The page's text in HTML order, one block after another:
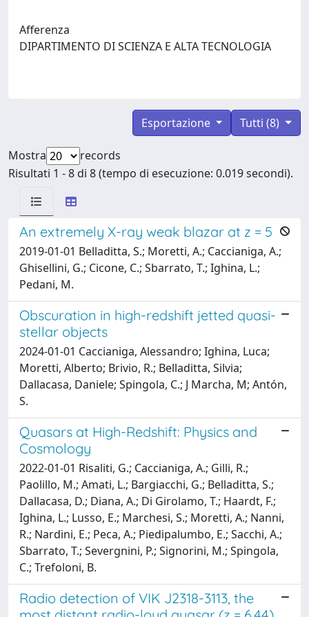
Afferenza
DIPARTIMENTO DI SCIENZA E ALTA TECNOLOGIA
Tutti (8)
Esportazione
Mostra
records
Risultati 1 - 8 di 8 (tempo di esecuzione: 0.019 secondi).
An extremely X-ray weak blazar at z = 5
2019-01-01 Belladitta, S.; Moretti, A.; Caccianiga, A.;
Ghisellini, G.; Cicone, C.; Sbarrato, T.; Ighina, L.;
Pedani, M.
Obscuration in high-redshift jetted quasi-
stellar objects
2024-01-01 Caccianiga, Alessandro; Ighina, Luca;
Moretti, Alberto; Brivio, R.; Belladitta, Silvia;
Dallacasa, Daniele; Spingola, C.; J Marcha, M; Antón,
S.
Quasars at High-Redshift: Physics and
Cosmology
2022-01-01 Risaliti, G.; Caccianiga, A.; Gilli, R.;
Paolillo, M.; Amati, L.; Bargiacchi, G.; Belladitta, S.;
Dallacasa, D.; Diana, A.; Di Girolamo, T.; Haardt, F.;
Ighina, L.; Lusso, E.; Marchesi, S.; Moretti, A.; Nanni,
R.; Nardini, E.; Peca, A.; Piedipalumbo, E.; Sacchi, A.;
Sbarrato, T.; Severgnini, P.; Signorini, M.; Spingola,
C.; Trefoloni, B.
Radio detection of VIK J2318-3113, the